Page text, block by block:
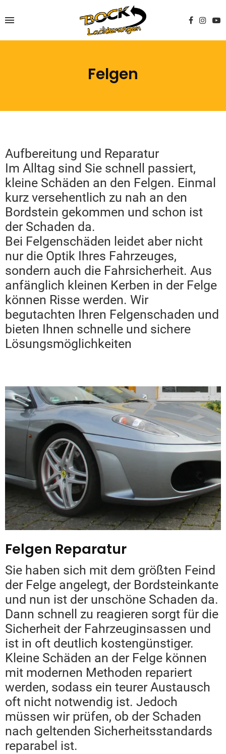
Felgen
Aufbereitung und Reparatur
Im Alltag sind Sie schnell passiert,
kleine Schäden an den Felgen. Einmal
kurz versehentlich zu nah an den
Bordstein gekommen und schon ist
der Schaden da.
Bei Felgenschäden leidet aber nicht
nur die Optik Ihres Fahrzeuges,
sondern auch die Fahrsicherheit. Aus
anfänglich kleinen Kerben in der Felge
können Risse werden. Wir
begutachten Ihren Felgenschaden und
bieten Ihnen schnelle und sichere
Lösungsmöglichkeiten
Felgen Reparatur
Sie haben sich mit dem größten Feind
der Felge angelegt, der Bordsteinkante
und nun ist der unschöne Schaden da.
Dann schnell zu reagieren sorgt für die
Sicherheit der Fahrzeuginsassen und
ist in oft deutlich kostengünstiger.
Kleine Schäden an der Felge können
mit modernen Methoden repariert
werden, sodass ein teurer Austausch
oft nicht notwendig ist. Jedoch
müssen wir prüfen, ob der Schaden
nach geltenden Sicherheitsstandards
reparabel ist.